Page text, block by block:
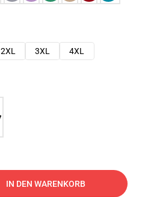
2XL 3XL
4XL
IN DEN WARENKORB